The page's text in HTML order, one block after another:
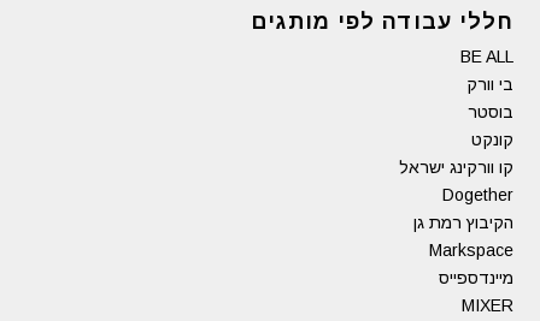
חללי עבודה לפי מותגים
BE ALL
בי וורק
בוסטר
קונקט
קו וורקינג ישראל
Dogether
הקיבוץ רמת גן
Markspace
מיינדספייס
MIXER